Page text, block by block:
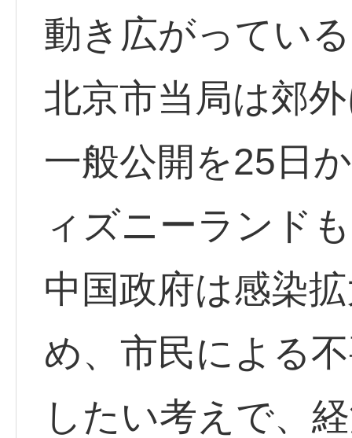
動き広がってい
北京市当局は郊
一般公開を25日
ィズニーランド
中国政府は感染
め、市民による
したい考えで、